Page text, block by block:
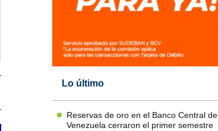
Lo último
Reservas de oro en el Banco Central de
Venezuela cerraron el primer semestre